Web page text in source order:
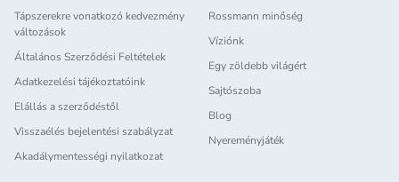
Tápszerekre vonatkozó kedvezmény
változások
Általános Szerződési Feltételek
Adatkezelési tájékoztatóink
Elállás a szerződéstől
Visszaélés bejelentési szabályzat
Akadálymentességi nyilatkozat
Rossmann minőség
Víziónk
Egy zöldebb világért
Sajtószoba
Blog
Nyereményjáték